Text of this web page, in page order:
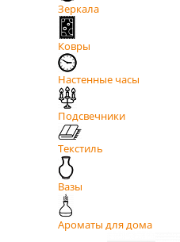
Зеркала
Ковры
Настенные часы
Подсвечники
Текстиль
Вазы
Ароматы для дома